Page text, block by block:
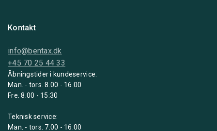
Kontakt
info@bentax.dk
+45 70 25 44 33
Åbningstider i kundeservice:
Man. - tors. 8.00 - 16.00
Fre. 8.00 - 15:30
Teknisk service:
Man. - tors. 7.00 - 16.00